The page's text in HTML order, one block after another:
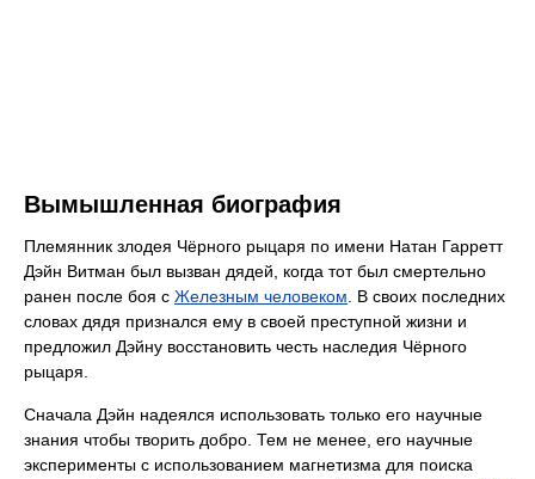
Вымышленная биография
Племянник злодея Чёрного рыцаря по имени Натан Гарретт
Дэйн Витман был вызван дядей, когда тот был смертельно
ранен после боя с Железным человеком . В своих последних
словах дядя признался ему в своей преступной жизни и
предложил Дэйну восстановить честь наследия Чёрного
рыцаря.
Сначала Дэйн надеялся использовать только его научные
знания чтобы творить добро. Тем не менее, его научные
эксперименты с использованием магнетизма для поиска